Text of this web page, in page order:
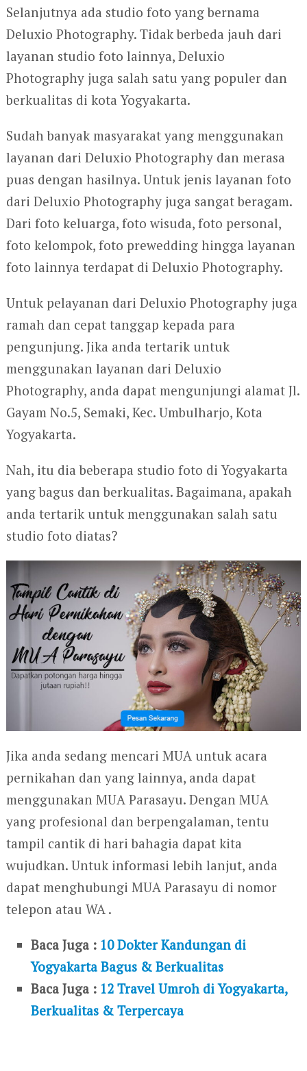
Selanjutnya ada studio foto yang bernama
Deluxio Photography. Tidak berbeda jauh dari
layanan studio foto lainnya, Deluxio
Photography juga salah satu yang populer dan
berkualitas di kota Yogyakarta.
Sudah banyak masyarakat yang menggunakan
layanan dari Deluxio Photography dan merasa
puas dengan hasilnya. Untuk jenis layanan foto
dari Deluxio Photography juga sangat beragam.
Dari foto keluarga, foto wisuda, foto personal,
foto kelompok, foto prewedding hingga layanan
foto lainnya terdapat di Deluxio Photography.
Untuk pelayanan dari Deluxio Photography juga
ramah dan cepat tanggap kepada para
pengunjung. Jika anda tertarik untuk
menggunakan layanan dari Deluxio
Photography, anda dapat mengunjungi alamat Jl.
Gayam No.5, Semaki, Kec. Umbulharjo, Kota
Yogyakarta.
Nah, itu dia beberapa studio foto di Yogyakarta
yang bagus dan berkualitas. Bagaimana, apakah
anda tertarik untuk menggunakan salah satu
studio foto diatas?
Jika anda sedang mencari MUA untuk acara
pernikahan dan yang lainnya, anda dapat
menggunakan MUA Parasayu. Dengan MUA
yang profesional dan berpengalaman, tentu
tampil cantik di hari bahagia dapat kita
wujudkan. Untuk informasi lebih lanjut, anda
dapat menghubungi MUA Parasayu di nomor
telepon atau WA .
Baca Juga : 10 Dokter Kandungan di
Yogyakarta Bagus & Berkualitas
Baca Juga : 12 Travel Umroh di Yogyakarta,
Berkualitas & Terpercaya